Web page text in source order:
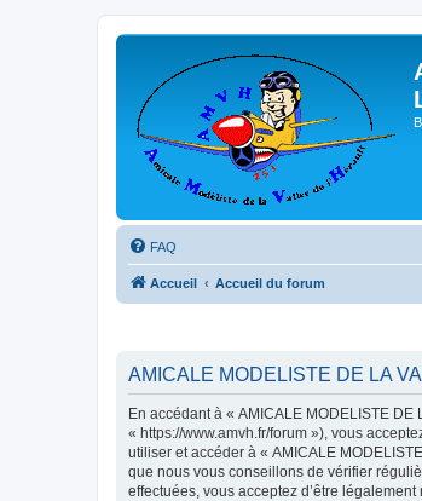
FAQ
Accueil Accueil du forum
AMICALE MODELISTE DE LA
En accédant à « AMICALE MODELISTE
« https://www.amvh.fr/forum »), vous
utiliser et accéder à « AMICALE
que nous vous conseillons de vérifier
effectuées, vous acceptez d’être